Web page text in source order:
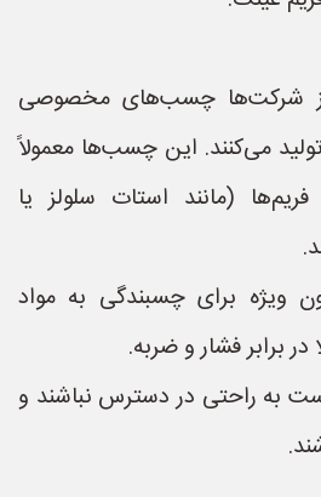
شرکت‌ها چسب‌های مخصوصی
می‌کنند. این چسب‌ها معمولاً
(مانند استات سلولز یا
ویژه برای چسبندگی به مواد
برابر فشار و ضربه.
به راحتی در دسترس نباشند و